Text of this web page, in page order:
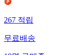
267적립
무료배송